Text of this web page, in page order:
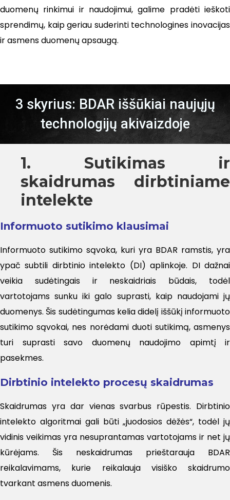
duomenų rinkimui ir naudojimui, galime pradėti ieškoti
sprendimų, kaip geriau suderinti technologines inovacijas
ir asmens duomenų apsaugą.
3 skyrius: BDAR iššūkiai naujųjų
technologijų akivaizdoje
1. Sutikimas ir
skaidrumas dirbtiniame
intelekte
Informuoto sutikimo klausimai
Informuoto sutikimo sąvoka, kuri yra BDAR ramstis, yra
ypač subtili dirbtinio intelekto (DI) aplinkoje. DI dažnai
veikia sudėtingais ir neskaidriais būdais, todėl
vartotojams sunku iki galo suprasti, kaip naudojami jų
duomenys. Šis sudėtingumas kelia didelį iššūkį informuoto
sutikimo sąvokai, nes norėdami duoti sutikimą, asmenys
turi suprasti savo duomenų naudojimo apimtį ir
pasekmes.
Dirbtinio intelekto procesų skaidrumas
Skaidrumas yra dar vienas svarbus rūpestis. Dirbtinio
intelekto algoritmai gali būti „juodosios dėžės“, todėl jų
vidinis veikimas yra nesuprantamas vartotojams ir net jų
kūrėjams. Šis neskaidrumas prieštarauja BDAR
reikalavimams, kurie reikalauja visiško skaidrumo
tvarkant asmens duomenis.